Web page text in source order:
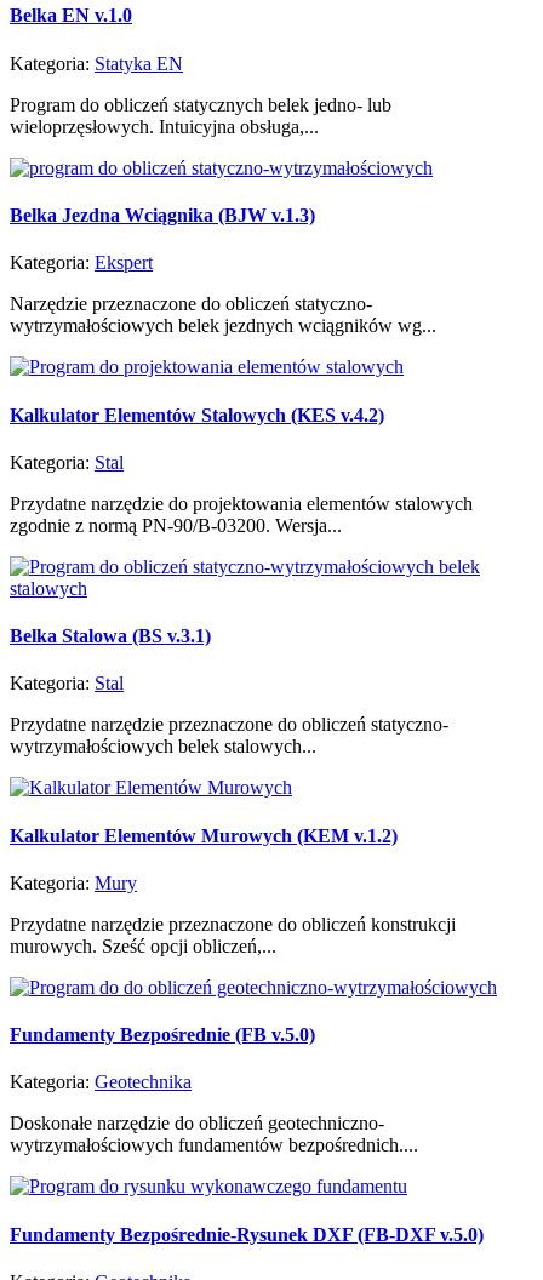
Belka EN v.1.0
Kategoria: Statyka EN
Program do obliczeń statycznych belek jedno- lub
wieloprzęsłowych. Intuicyjna obsługa,...
Belka Jezdna Wciągnika (BJW v.1.3)
Kategoria: Ekspert
Narzędzie przeznaczone do obliczeń statyczno-
wytrzymałościowych belek jezdnych wciągników wg...
Kalkulator Elementów Stalowych (KES v.4.2)
Kategoria: Stal
Przydatne narzędzie do projektowania elementów stalowych
zgodnie z normą PN-90/B-03200. Wersja...
Belka Stalowa (BS v.3.1)
Kategoria: Stal
Przydatne narzędzie przeznaczone do obliczeń statyczno-
wytrzymałościowych belek stalowych...
Kalkulator Elementów Murowych (KEM v.1.2)
Kategoria: Mury
Przydatne narzędzie przeznaczone do obliczeń konstrukcji
murowych. Sześć opcji obliczeń,...
Fundamenty Bezpośrednie (FB v.5.0)
Kategoria: Geotechnika
Doskonałe narzędzie do obliczeń geotechniczno-
wytrzymałościowych fundamentów bezpośrednich....
Fundamenty Bezpośrednie-Rysunek DXF (FB-DXF v.5.0)